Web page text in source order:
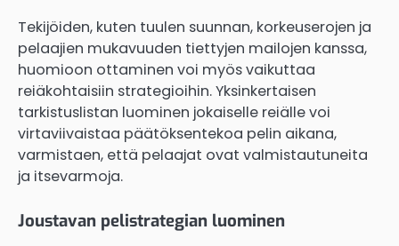
Tekijöiden, kuten tuulen suunnan, korkeuserojen ja
pelaajien mukavuuden tiettyjen mailojen kanssa,
huomioon ottaminen voi myös vaikuttaa
reiäkohtaisiin strategioihin. Yksinkertaisen
tarkistuslistan luominen jokaiselle reiälle voi
virtaviivaistaa päätöksentekoa pelin aikana,
varmistaen, että pelaajat ovat valmistautuneita
ja itsevarmoja.
Joustavan pelistrategian luominen